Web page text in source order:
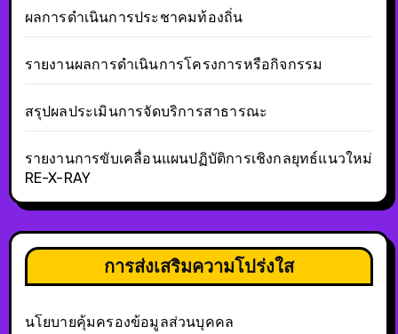
ผลการดำเนินการประชาคมท้องถิ่น
รายงานผลการดำเนินการโครงการหรือกิจกรรม
สรุปผลประเมินการจัดบริการสาธารณะ
รายงานการขับเคลื่อนแผนปฏิบัติการเชิงกลยุทธ์แนวใหม่
RE-X-RAY
การส่งเสริมความโปร่งใส
นโยบายคุ้มครองข้อมูลส่วนบุคคล